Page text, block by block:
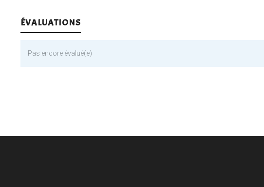
ÉVALUATIONS
Pas encore évalué(e)